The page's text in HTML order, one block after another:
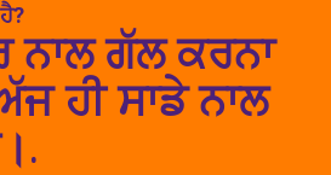
ਨਾਲ ਗੱਲ ਕਰਨਾ
ਹੀ ਸਾਡੇ ਨਾਲ